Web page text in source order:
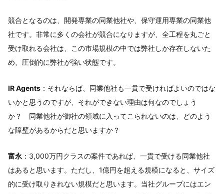
競合となるのは、開発専業の同業他社や、保守運用専業の同業他
社です。非常に多くの会社が競合になりますが、全工程を丸ごと
受け取れる会社は、この市場規模の中では弊社しか存在しないた
め、圧倒的に弊社が強い状態です。
IR Agents ：それならば、同業他社も一貫で受ければよいのではな
いかと思うのですが、それができない理由は何なのでしょう
か？ 同業他社が御社の領域に入ってこられないのは、どのよう
な障壁があるからだと思いますか？
富永 ：3,000万円クラスの案件であれば、一貫で受ける同業他社
はあると思います。ただし、1億円を超える規模になると、サイズ
的に受け取りきれない規模だと思います。当社グループにはエン